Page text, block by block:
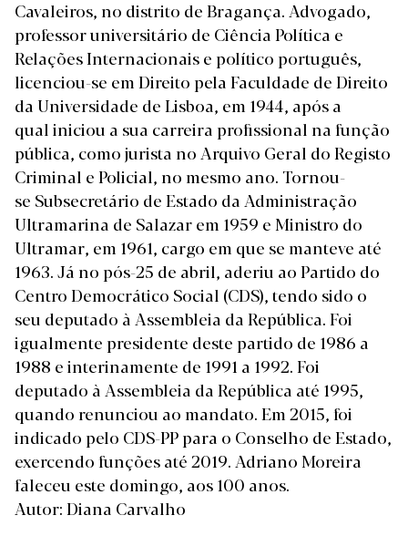
Cavaleiros, no distrito de Bragança. Advogado,
professor universitário de Ciência Política e
Relações Internacionais e político português,
licenciou-se em Direito pela Faculdade de Direito
da Universidade de Lisboa, em 1944, após a
qual iniciou a sua carreira profissional na função
pública, como jurista no Arquivo Geral do Registo
Criminal e Policial, no mesmo ano. Tornou-
se Subsecretário de Estado da Administração
Ultramarina de Salazar em 1959 e Ministro do
Ultramar, em 1961, cargo em que se manteve até
1963. Já no pós-25 de abril, aderiu ao Partido do
Centro Democrático Social (CDS), tendo sido o
seu deputado à Assembleia da República. Foi
igualmente presidente deste partido de 1986 a
1988 e interinamente de 1991 a 1992. Foi
deputado à Assembleia da República até 1995,
quando renunciou ao mandato. Em 2015, foi
indicado pelo CDS-PP para o Conselho de Estado,
exercendo funções até 2019. Adriano Moreira
faleceu este domingo, aos 100 anos.
Autor: Diana Carvalho